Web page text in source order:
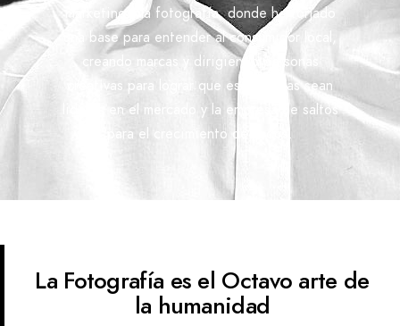
marketing y la fotografía, donde he forjado
una base para entender al consumidor local,
creando marcas y dirigiendo personas
creativas para lograr que esas marcas sean
lideres en el mercado y la empresa de saltos
para el crecimiento de todos.
La Fotografía es el Octavo arte de
la humanidad